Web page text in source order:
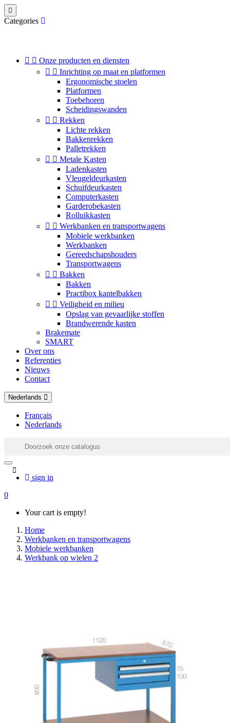

Categories
  Onze producten en diensten
  Inrichting op maat en platformen
Ergonomische stoelen
Platformen
Toebehoren
Scheidingswanden
  Rekken
Lichte rekken
Bakkenrekken
Palletrekken
  Metale Kasten
Ladenkasten
Vleugeldeurkasten
Schuifdeurkasten
Computerkasten
Garderobekasten
Rolluikkasten
  Werkbanken en transportwagens
Mobiele werkbanken
Werkbanken
Gereedschapshouders
Transportwagens
  Bakken
Bakken
Practibox kantelbakken
  Veiligheid en milieu
Opslag van gevaarlijke stoffen
Brandwerende kasten
Brakemate
SMART
Over ons
Referenties
Nieuws
Contact
Nederlands
Français
Nederlands
sign in
0
Your cart is empty!
Home
Werkbanken en transportwagens
Mobiele werkbanken
Werkbank op wielen 2